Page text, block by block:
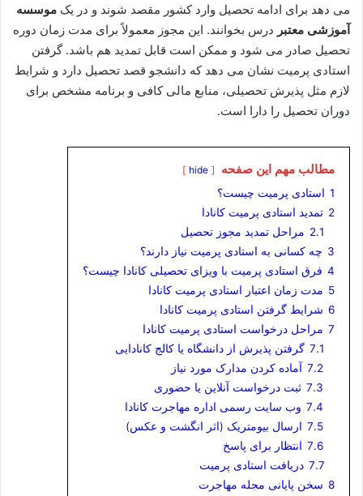
می‌ دهد برای ادامه تحصیل وارد کشور مقصد شوند و در یک موسسه
آموزشی معتبر درس بخوانند. این مجوز معمولاً برای مدت زمان دوره
تحصیل صادر می‌ شود و ممکن است قابل تمدید هم باشد. گرفتن
استادی پرمیت نشان می‌ دهد که دانشجو قصد تحصیل دارد و شرایط
لازم مثل پذیرش تحصیلی، منابع مالی کافی و برنامه مشخص برای
دوران تحصیل را دارا است.
مطالب مهم این صفحه hide
1 استادی پرمیت چیست؟
2 تمدید استادی پرمیت کانادا
2.1 مراحل تمدید مجوز تحصیل
3 چه کسانی به استادی پرمیت نیاز دارند؟
4 فرق استادی پرمیت با ویزای تحصیلی کانادا چیست؟
5 مدت زمان اعتبار استادی پرمیت کانادا
6 شرایط گرفتن استادی پرمیت کانادا
7 مراحل درخواست استادی پرمیت کانادا
7.1 گرفتن پذیرش از دانشگاه یا کالج کانادایی
7.2 آماده‌ کردن مدارک مورد نیاز
7.3 ثبت درخواست آنلاین یا حضوری
7.4 وب سایت رسمی اداره مهاجرت کانادا
7.5 ارسال بیومتریک (اثر انگشت و عکس)
7.6 انتظار برای پاسخ
7.7 دریافت استادی پرمیت
8 سخن پایانی مجله مهاجرت